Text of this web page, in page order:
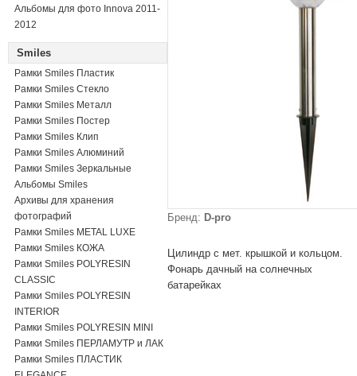
Альбомы для фото Innova 2011-
2012
Smiles
Рамки Smiles Пластик
Рамки Smiles Стекло
Рамки Smiles Металл
Рамки Smiles Постер
Рамки Smiles Клип
Рамки Smiles Алюминий
Рамки Smiles Зеркальные
Альбомы Smiles
Архивы для хранения
фотографий
Рамки Smiles METAL LUXE
Рамки Smiles КОЖА
Рамки Smiles POLYRESIN
CLASSIC
Рамки Smiles POLYRESIN
INTERIOR
Рамки Smiles POLYRESIN MINI
Рамки Smiles ПЕРЛАМУТР и ЛАК
Рамки Smiles ПЛАСТИК
Бренд: D-pro
Цилиндр с мет. крышкой и кольцом.
Фонарь дачный на солнечных
батарейках